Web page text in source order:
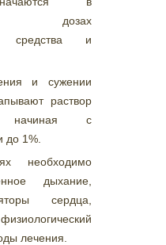
дозах
средства и
и сужении
раствор
начиная с
до 1%.
необходимо
дыхание,
сердца,
лечения.